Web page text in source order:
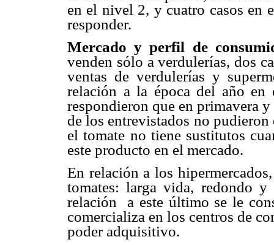
en el nivel 2, y cuatro casos en
responder.
Mercado y perfil de
venden sólo a verdulerías, dos
ventas de verdulerías y
relación a la época del año en
respondieron que en primavera
de los entrevistados no
el tomate no tiene sustitutos
este producto en el mercado.
En relación a los
tomates: larga vida, redondo
relación a este último se le
comercializa en los centros de
poder adquisitivo.